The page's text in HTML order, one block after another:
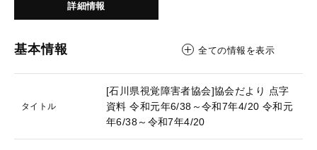
詳細情報
基本情報 全ての情報を表示
タイトル
[石川県視覚障害者協会]協会だより 点字
資料 令和元年6/38～令和7年4/20 令和元
年6/38～令和7年4/20